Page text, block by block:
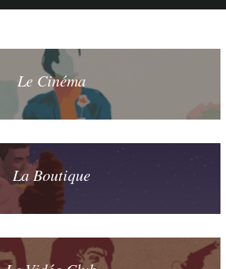
Le Cinéma
La Boutique